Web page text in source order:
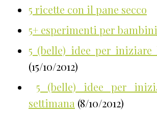
5 ricette con il pane secco
5+ esperimenti per bambini
5 (belle) idee per iniziare
(15/10/2012)
5 (belle) idee per
settimana (8/10/2012)